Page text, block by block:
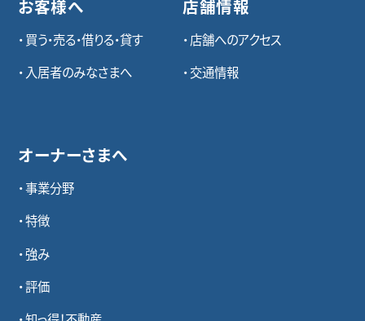
お客様へ
買う・売る・借りる・貸す
入居者のみなさまへ
オーナーさまへ
事業分野
特徴
強み
評価
店舗情報
店舗へのアクセス
交通情報